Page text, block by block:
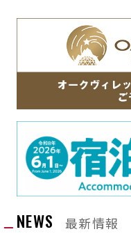
ホテル館内の
ン、手すり等
客室清掃
客室清掃の際
キーやドアノ
客様が手にさ
管理を徹底
スタッフの取り
スタッフのマス
手洗い等の衛
ウォーターサ
ペットボトル
全館LED化
廃棄食材の減
地産地消にお
護（廃棄食材
今後の目標
大浴場や客室
の貸し出し（
筆談用のタブ
テレビの字幕
応）
車椅子の貸し
NEWS 最新情報